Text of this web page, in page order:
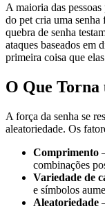
A maioria das
do pet cria uma senha
quebra de senha
ataques baseados em
primeira coisa que
O Que Torna
A força da senha se
aleatoriedade. Os
Comprimento
combinações
Variedade de
e símbolos
Aleatoriedade